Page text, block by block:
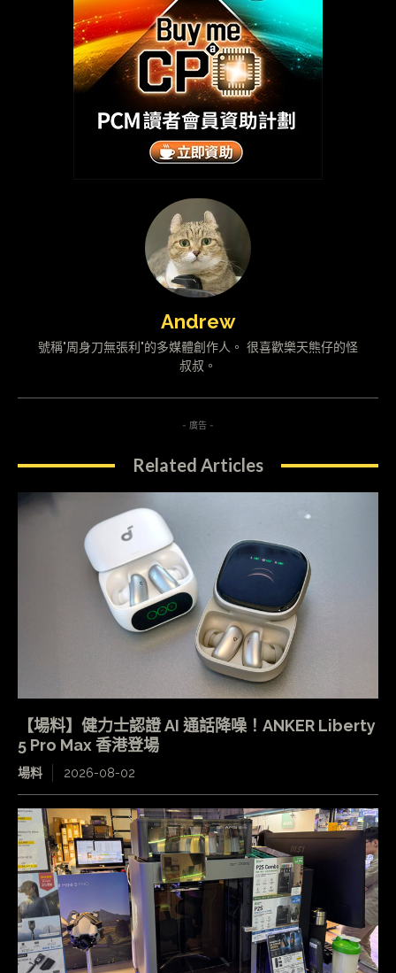
Andrew
號稱"周身刀無張利"的多媒體創作人。 很喜歡樂天熊仔的怪
叔叔。
- 廣告 -
Related Articles
【場料】健力士認證 AI 通話降噪！ANKER Liberty
5 Pro Max 香港登場
場料 2026-08-02